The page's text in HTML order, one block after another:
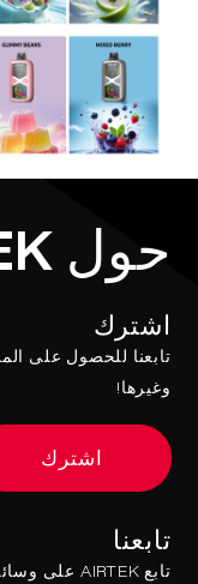
حول AIRTEK
اشترك
تابعنا للحصول على
وغيرها!
اشترك
تابعنا
تابع AIRTEK على وسائل التواصل الاجتماعي.